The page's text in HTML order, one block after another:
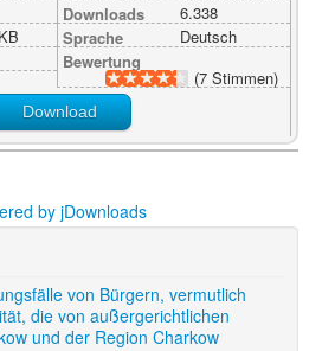
Downloads
6.338
Sprache
Deutsch
Bewertung
(7 Stimmen)
Download
by jDownloads
von Bürgern, vermutlich
die von außergerichtlichen
und der Region Charkow